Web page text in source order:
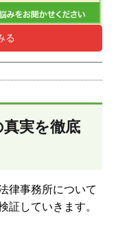
る
実を徹底
律事務所について
証していきます。